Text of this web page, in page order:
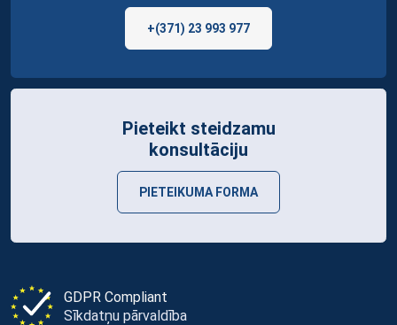
GDPR Compliant
Sīkdatņu pārvaldība
+(371) 23 993 977
Pieteikt steidzamu
konsultāciju
PIETEIKUMA FORMA